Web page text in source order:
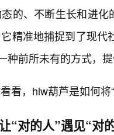
的、不断生长和进
精准地捕捉到了现
种前所未有的方式，
看，hlw葫芦是如何将
“对的人”遇见“对